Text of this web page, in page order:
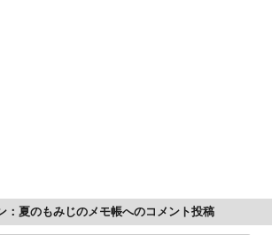
：夏のもみじのメモ帳へのコメント投稿